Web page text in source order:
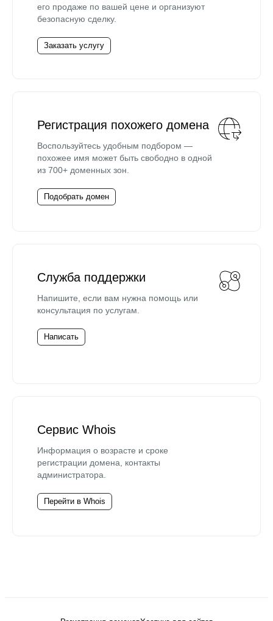
его продаже по вашей цене и организуют
безопасную сделку.
Заказать услугу
Регистрация похожего домена
Воспользуйтесь удобным подбором —
похожее имя может быть свободно в одной
из 700+ доменных зон.
Подобрать домен
Служба поддержки
Напишите, если вам нужна помощь или
консультация по услугам.
Написать
Сервис Whois
Информация о возрасте и сроке
регистрации домена, контакты
администратора.
Перейти в Whois